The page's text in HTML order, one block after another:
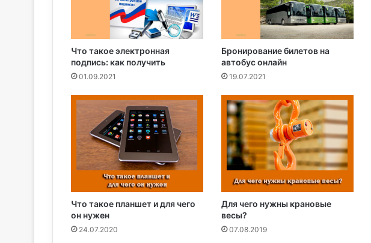
Что такое электронная
подпись: как получить
01.09.2021
Бронирование билетов на
автобус онлайн
19.07.2021
Что такое планшет и для чего
он нужен
24.07.2020
Для чего нужны крановые
весы?
07.08.2019